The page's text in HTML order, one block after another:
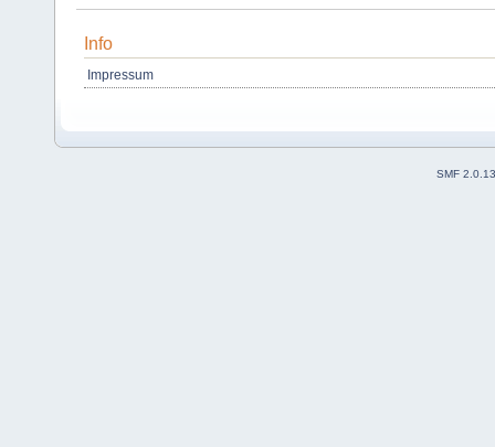
Info
Impressum
SMF 2.0.13